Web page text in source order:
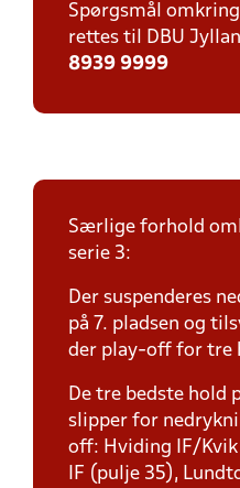
Spørgsmål
rettes til DBU
8939 9999
Særlige forhold
serie 3:
Der suspenderes
på 7. pladsen og
der play-off for tre
De tre bedste hold
slipper for
off: Hviding IF/
IF (pulje 35),